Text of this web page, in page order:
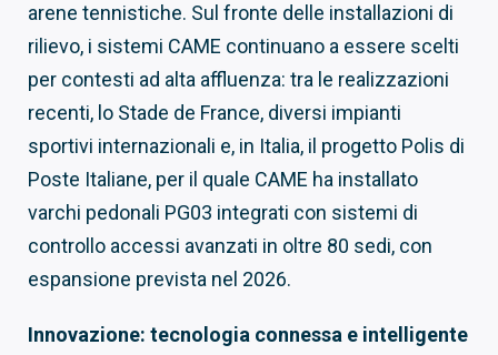
arene tennistiche. Sul fronte delle installazioni di
rilievo, i sistemi CAME continuano a essere scelti
per contesti ad alta affluenza: tra le realizzazioni
recenti, lo Stade de France, diversi impianti
sportivi internazionali e, in Italia, il progetto Polis di
Poste Italiane, per il quale CAME ha installato
varchi pedonali PG03 integrati con sistemi di
controllo accessi avanzati in oltre 80 sedi, con
espansione prevista nel 2026.
Innovazione: tecnologia connessa e intelligente